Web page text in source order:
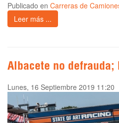
Publicado en Carreras de
Leer más ...
Albacete no defrauda;
Lunes, 16 Septiembre 2019 11:20